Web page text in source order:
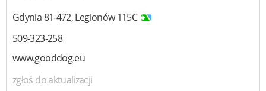
Gdynia81-472,Legionów 115C
509-323-258
www.gooddog.eu
zgłoś do aktualizacji